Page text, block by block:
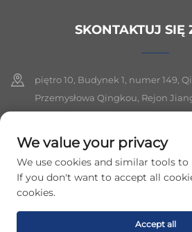
SKONTAKTUJ SIĘ
piętro 10, Budynek 1, numer 149,
Przemysłowa Qingkou, Rejon
+86-
[email
Prawa autorskie © 2026 yiwu lancui
We value your privacy
We use cookies and similar tools to
If you don't want to accept all
cookies.
Accept all